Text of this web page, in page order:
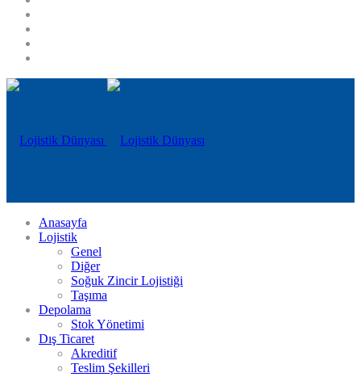
Anasayfa
Lojistik
Genel
Diğer
Soğuk Zincir Lojistiği
Taşıma
Depolama
Stok Yönetimi
Dış Ticaret
Akreditif
Teslim Şekilleri